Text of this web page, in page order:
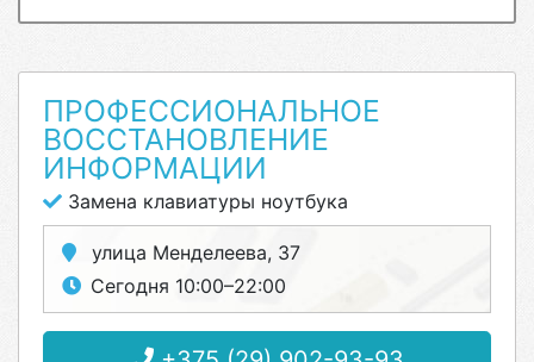
ПРОФЕССИОНАЛЬНОЕ
ВОССТАНОВЛЕНИЕ
ИНФОРМАЦИИ
Замена клавиатуры ноутбука
улица Менделеева, 37
Сегодня 10:00–22:00